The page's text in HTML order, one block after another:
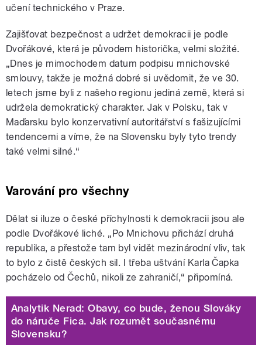
učení technického v Praze.
Zajišťovat bezpečnost a udržet demokracii je podle
Dvořákové, která je původem historička, velmi složité.
„Dnes je mimochodem datum podpisu mnichovské
smlouvy, takže je možná dobré si uvědomit, že ve 30.
letech jsme byli z našeho regionu jediná země, která si
udržela demokratický charakter. Jak v Polsku, tak v
Maďarsku bylo konzervativní autoritářství s fašizujícími
tendencemi a víme, že na Slovensku byly tyto trendy
také velmi silné.“
Varování pro všechny
Dělat si iluze o české příchylnosti k demokracii jsou ale
podle Dvořákové liché. „Po Mnichovu přichází druhá
republika, a přestože tam byl vidět mezinárodní vliv, tak
to bylo z čistě českých sil. I třeba uštvání Karla Čapka
pocházelo od Čechů, nikoli ze zahraničí,“ připomíná.
Analytik Nerad: Obavy, co bude, ženou Slováky
do náruče Fica. Jak rozumět současnému
Slovensku?